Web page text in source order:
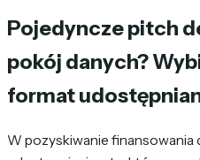
Pojedyncze pitch
pokój danych?
format
W pozyskiwanie finansowania